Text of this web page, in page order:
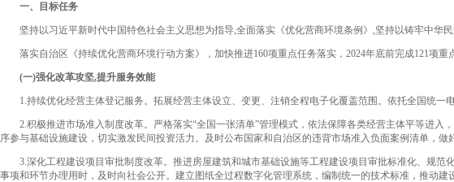
一、目标任务
坚持以习近平新时代中国特色社会主义思想为指导,全面落实《优化营商环境条例》,坚持以铸牢中华民
落实自治区《持续优化营商环境行动方案》，加快推进160项重点任务落实，2024年底前完成121项重
(一)强化改革攻坚,提升服务效能
1.持续优化经营主体登记服务。拓展经营主体设立、变更、注销全程电子化覆盖范围。依托全国统一电
2.积极推进市场准入制度改革。严格落实“全国一张清单”管理模式，依法保障各类经营主体平等进入
序参与基础设施建设，切实激发民间投资活力。及时公布国家和自治区的违背市场准入负面案例清单，做
3.深化工程建设项目审批制度改革。推进房屋建筑和城市基础设施等工程建设项目审批标准化、规范
事项和环节办理用时，及时向社会公开。建立图纸全过程数字化管理系统，编制统一的技术标准，推动